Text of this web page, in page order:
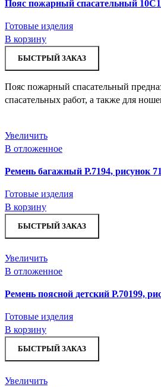
Пояс пожарный спасательный
Готовые изделия
В корзину
БЫСТРЫЙ ЗАКАЗ
Пояс пожарный спасательный
спасательных работ, а также для
Увеличить
В отложенное
Ремень багажный Р.7194, рисунок
Готовые изделия
В корзину
БЫСТРЫЙ ЗАКАЗ
Увеличить
В отложенное
Ремень поясной детский Р.70199,
Готовые изделия
В корзину
БЫСТРЫЙ ЗАКАЗ
Увеличить